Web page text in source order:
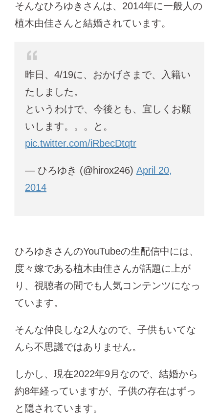
そんなひろゆきさんは、2014年に一般人の
植木由佳さんと結婚されています。
昨日、4/19に、おかげさまで、入籍い
たしました。
というわけで、今後とも、宜しくお願
いします。。。と。
pic.twitter.com/iRbecDtqtr
— ひろゆき (@hirox246) April 20,
2014
ひろゆきさんのYouTubeの生配信中には、
度々嫁である植木由佳さんが話題に上が
り、視聴者の間でも人気コンテンツになっ
ています。
そんな仲良しな2人なので、子供もいてな
んら不思議ではありません。
しかし、現在2022年9月なので、結婚から
約8年経っていますが、子供の存在はずっ
と隠されています。